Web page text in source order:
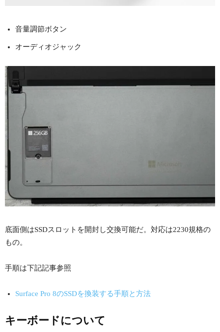
音量調節ボタン
オーディオジャック
底面側はSSDスロットを開封し交換可能だ。対応は2230規格の
もの。
手順は下記記事参照
Surface Pro 8のSSDを換装する手順と方法
キーボードについて